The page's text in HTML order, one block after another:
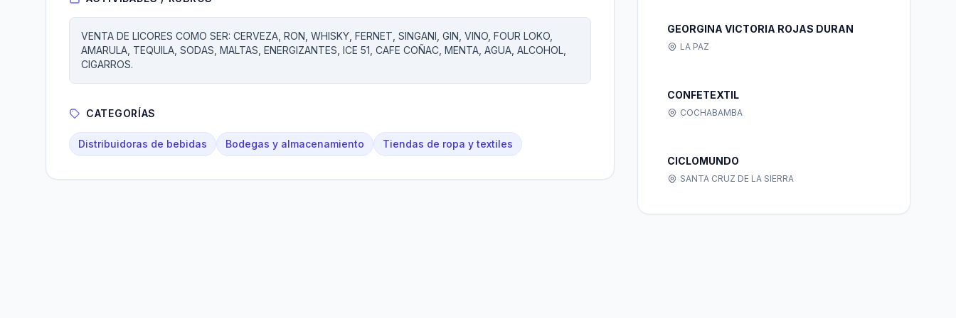
VENTA DE LICORES COMO SER: CERVEZA, RON, WHISKY, FERNET, SINGANI, GIN, VINO, FOUR LOKO,
AMARULA, TEQUILA, SODAS, MALTAS, ENERGIZANTES, ICE 51, CAFE COÑAC, MENTA, AGUA, ALCOHOL,
CIGARROS.
CATEGORÍAS
Distribuidoras de bebidas Bodegas y almacenamiento Tiendas de ropa y textiles
GEORGINA VICTORIA ROJAS DURAN
LA PAZ
CONFETEXTIL
COCHABAMBA
CICLOMUNDO
SANTA CRUZ DE LA SIERRA